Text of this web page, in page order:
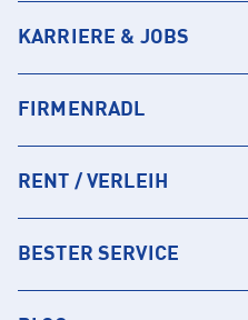
KARRIERE & JOBS
FIRMENRADL
RENT / VERLEIH
BESTER SERVICE